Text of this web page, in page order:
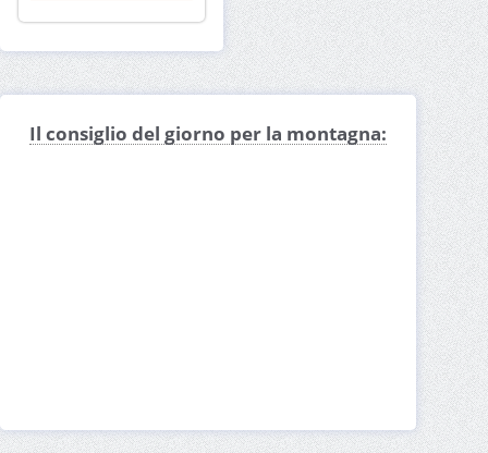
Il consiglio del giorno per la montagna: